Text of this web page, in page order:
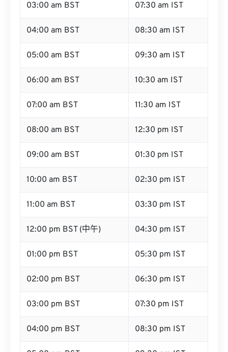
03:00 am BST 07:30 am IST
04:00 am BST 08:30 am IST
05:00 am BST 09:30 am IST
06:00 am BST 10:30 am IST
07:00 am BST 11:30 am IST
08:00 am BST 12:30 pm IST
09:00 am BST 01:30 pm IST
10:00 am BST 02:30 pm IST
11:00 am BST 03:30 pm IST
12:00 pm BST (中午) 04:30 pm IST
01:00 pm BST 05:30 pm IST
02:00 pm BST 06:30 pm IST
03:00 pm BST 07:30 pm IST
04:00 pm BST 08:30 pm IST